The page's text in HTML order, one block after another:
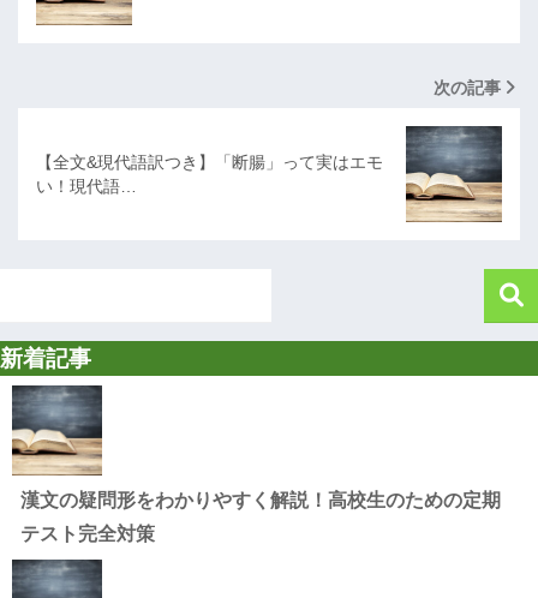
次の記事
【全文&現代語訳つき】「断腸」って実はエモ
い！現代語…
新着記事
漢文の疑問形をわかりやすく解説！高校生のための定期
テスト完全対策